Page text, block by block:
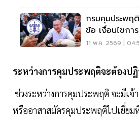
กรมคุมประพฤติ เปิดรายละเอียด 11
ข้อ เงื่อนไขก
11 พ.ค. 2569 |
ระหว่างการคุมประพฤติจะต้องป
ช่วงระหว่างการคุมประพฤติ จะมีเ
หรืออาสาสมัครคุมประพฤติไปเยี่ยม